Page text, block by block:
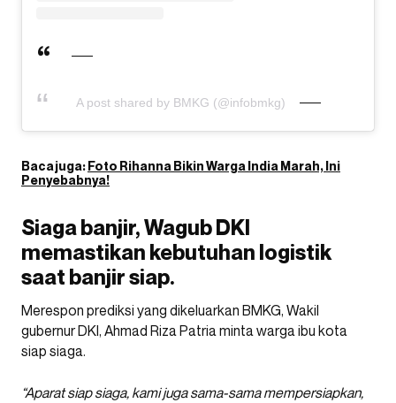
A post shared by BMKG (@infobmkg)
Baca juga:Foto Rihanna Bikin Warga India Marah, Ini
Penyebabnya!
Siaga banjir, Wagub DKI
memastikan kebutuhan logistik
saat banjir siap.
Merespon prediksi yang dikeluarkan BMKG, Wakil
gubernur DKI, Ahmad Riza Patria minta warga ibu kota
siap siaga.
“Aparat siap siaga, kami juga sama-sama mempersiapkan,